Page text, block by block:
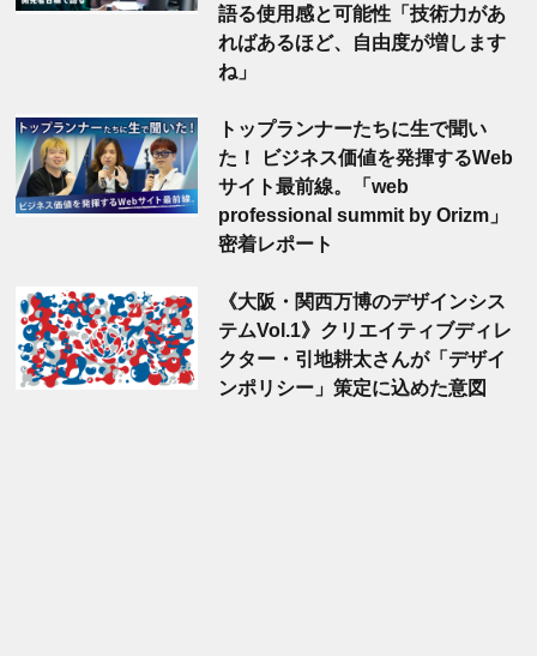
語る使用感と可能性「技術力があ
ればあるほど、自由度が増します
ね」
トップランナーたちに生で聞い
た！ ビジネス価値を発揮するWeb
サイト最前線。「web
professional summit by Orizm」
密着レポート
《大阪・関西万博のデザインシス
テムVol.1》クリエイティブディレ
クター・引地耕太さんが「デザイ
ンポリシー」策定に込めた意図